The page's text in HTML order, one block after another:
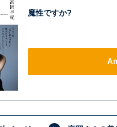
魔性ですか?